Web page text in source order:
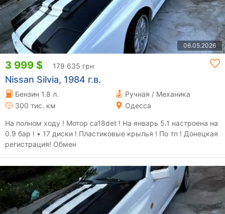
06.05.2026
3 999 $ 179 635 грн
Nissan Silvia, 1984 г.в.
Бензин 1.8 л.
Ручная / Механика
300 тис. км
Одесса
На полном ходу ! Мотор ca18det ! На январь 5.1 настроена на
0.9 бар ! • 17 диски ! Пластиковые крылья ! По тп ! Донецкая
регистрация! Обмен